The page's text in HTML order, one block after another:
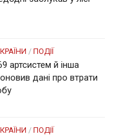
/ ПОДІЇ
артсистем й інша
дані про втрати
/ ПОДІЇ